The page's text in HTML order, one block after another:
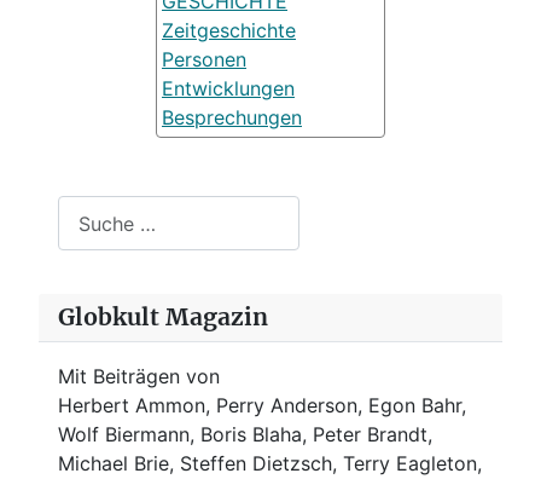
Zeitgeschichte
Personen
Entwicklungen
Besprechungen
Globkult Magazin
Mit Beiträgen von
Herbert Ammon, Perry Anderson, Egon Bahr,
Wolf Biermann, Boris Blaha, Peter Brandt,
Michael Brie, Steffen Dietzsch, Terry Eagleton,